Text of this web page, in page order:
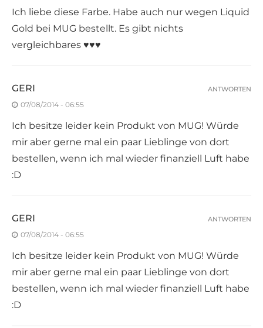
Ich liebe diese Farbe. Habe auch nur wegen Liquid
Gold bei MUG bestellt. Es gibt nichts
vergleichbares ♥♥♥
GERI
07/08/2014 - 06:55
Ich besitze leider kein Produkt von MUG! Würde
mir aber gerne mal ein paar Lieblinge von dort
bestellen, wenn ich mal wieder finanziell Luft habe
:D
ANTWORTEN
GERI
07/08/2014 - 06:55
Ich besitze leider kein Produkt von MUG! Würde
mir aber gerne mal ein paar Lieblinge von dort
bestellen, wenn ich mal wieder finanziell Luft habe
:D
ANTWORTEN